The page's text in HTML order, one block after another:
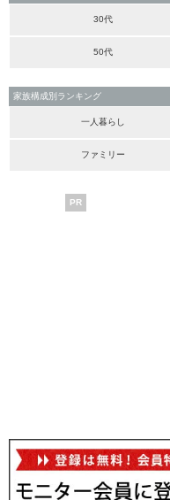
30代
50代
家族構成別ランキング
一人暮らし
ファミリー
PR